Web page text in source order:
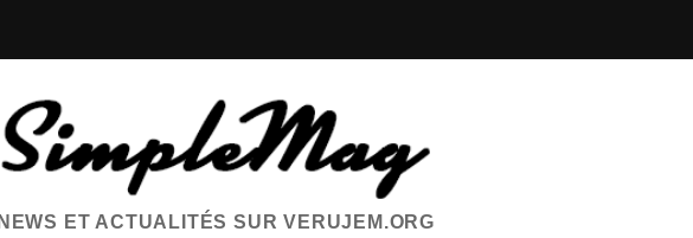
NEWS ET ACTUALITÉS SUR VERUJEM.ORG